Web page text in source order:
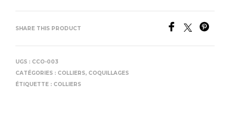
SHARE THIS PRODUCT
UGS : CCO-003
CATÉGORIES : COLLIERS, COQUILLAGES
ÉTIQUETTE : COLLIERS